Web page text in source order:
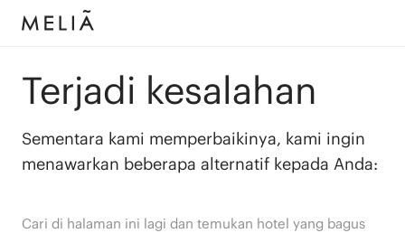
Terjadi kesalahan
Sementara kami memperbaikinya, kami ingin
menawarkan beberapa alternatif kepada Anda:
Cari di halaman ini lagi dan temukan hotel yang bagus